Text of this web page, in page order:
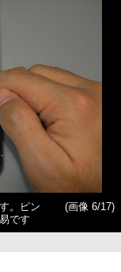
。ピン
です
(画像 6/17)